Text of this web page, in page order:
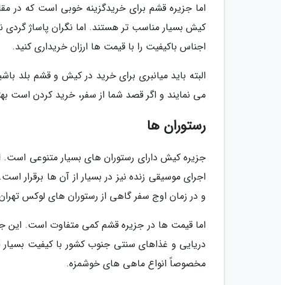
اما جزیره قشم برای خریدگزینه خوبی است که
کیش بسیار مناسب تر هستند. اما نگران پاساژ گردی
اجناس باکیفیت را با قیمت ها ارزان خریداری کنید.
البته باید میانبری برای خرید در کیش و قشم بلد
می نمایند و اگر قصد شما از سفر، خرید کردن است
رستوران ها
جزیره کیش دارای رستوران های بسیار متنوعی است.
اجرای موسیقی زنده نیز در بسیار از آن ها برقرار
و در زمان اوج سفر گاهی از رستوران های لوکس
اما قیمت ها در جزیره قشم کمی متفاوت است. این
دریایی و غذاهای سنتی جنوب کشور با کیفیت بسیار
مخصوصاً انواع ماهی های خوشمزه.